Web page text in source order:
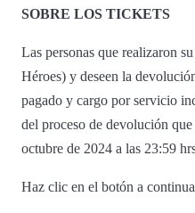
SOBRE LOS TICKETS
Las personas que realizaron
Héroes) y deseen la
pagado y cargo por servicio
del proceso de devolución
octubre de 2024 a las 23:59
Haz clic en el botón a